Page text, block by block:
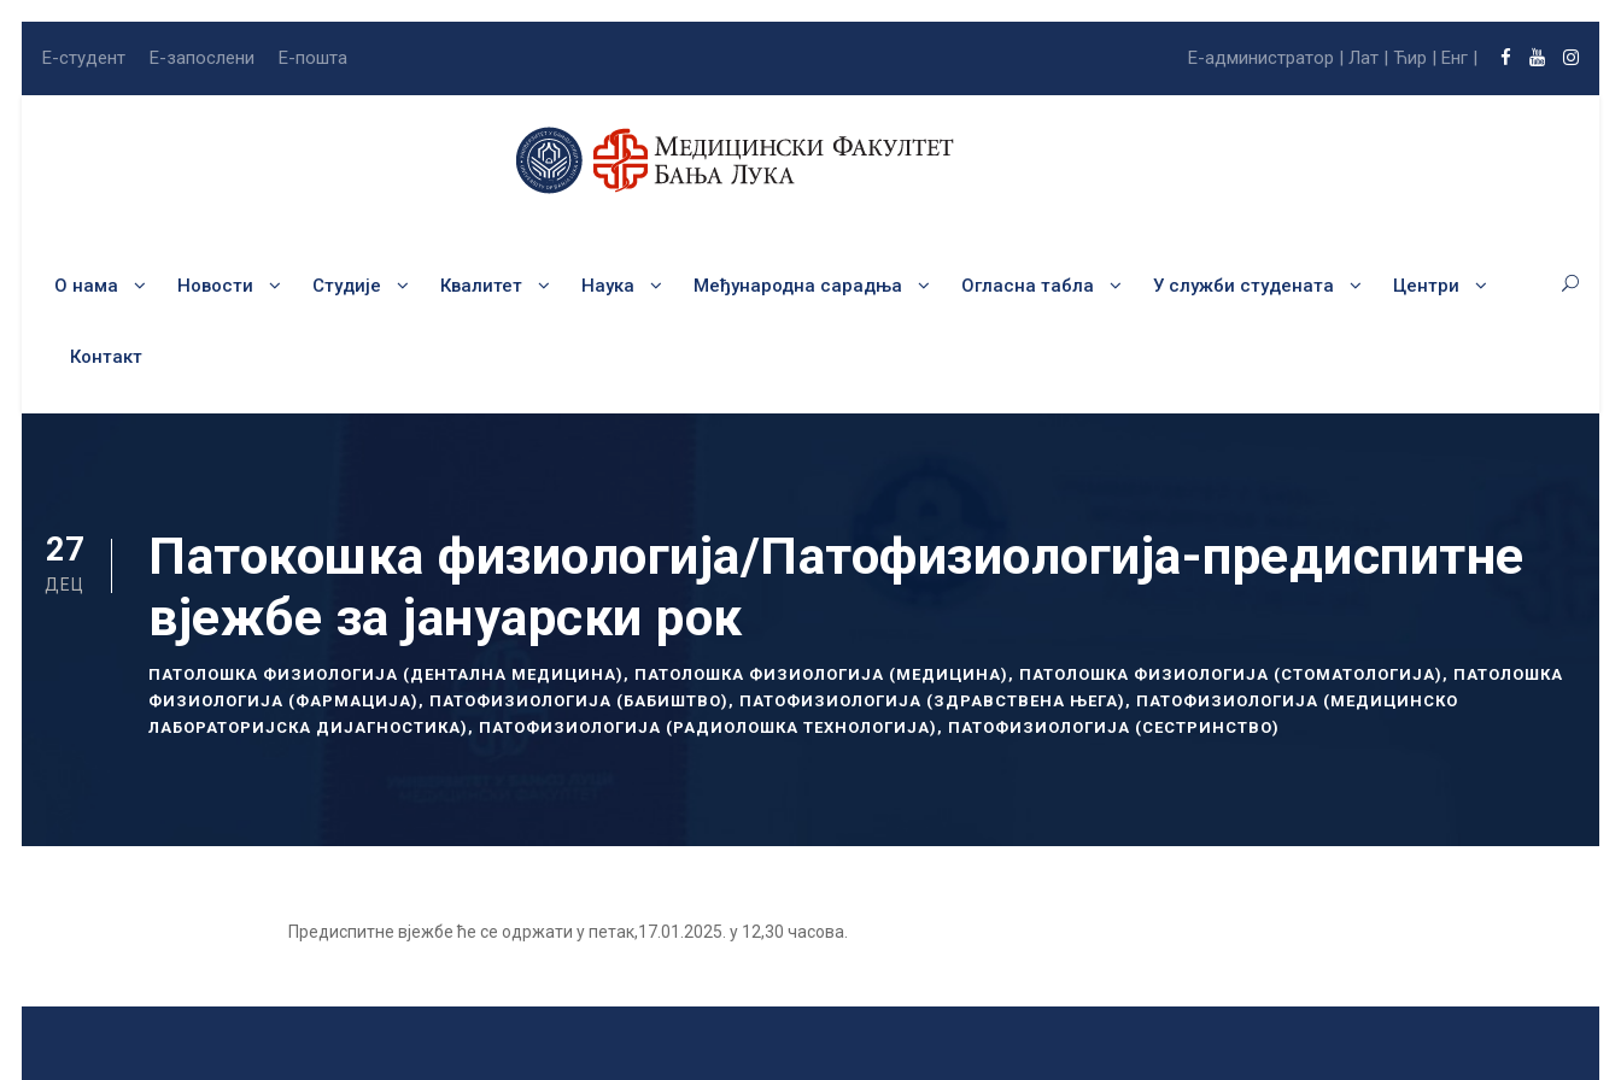
Е-студент Е-запослени Е-пошта Е-администратор | Лат | Ћир | Енг |
О нама Новости Студије Квалитет Наука Међународна сарадња Огласна табла У служби студената Центри
Контакт
27
ДЕЦ
Патокошка физиологија/Патофизиологија-предиспитне
вјежбе за јануарски рок
ПАТОЛОШКА ФИЗИОЛОГИЈА (ДЕНТАЛНА МЕДИЦИНА) , ПАТОЛОШКА ФИЗИОЛОГИЈА (МЕДИЦИНА) , ПАТОЛОШКА ФИЗИОЛОГИЈА (СТОМАТОЛОГИЈА) , ПАТОЛОШКА
ФИЗИОЛОГИЈА (ФАРМАЦИЈА) , ПАТОФИЗИОЛОГИЈА (БАБИШТВО) , ПАТОФИЗИОЛОГИЈА (ЗДРАВСТВЕНА ЊЕГА) , ПАТОФИЗИОЛОГИЈА (МЕДИЦИНСКО
ЛАБОРАТОРИЈСКА ДИЈАГНОСТИКА) , ПАТОФИЗИОЛОГИЈА (РАДИОЛОШКА ТЕХНОЛОГИЈА) , ПАТОФИЗИОЛОГИЈА (СЕСТРИНСТВО)
Предиспитне вјежбе ће се одржати у петак,17.01.2025. у 12,30 часова.